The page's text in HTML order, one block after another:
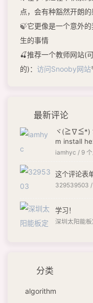
点，会有种豁然开朗的
🍃它更像是一个意外
生的事情
🍒推荐一个教师网站(
的)： 访问Snooby网站
最新评论
ヾ(≧∇≦*)ゝ
m install
iamhyc / 9
这个评论表
329539503 /
学习！
深圳太阳能
分类
algorithm